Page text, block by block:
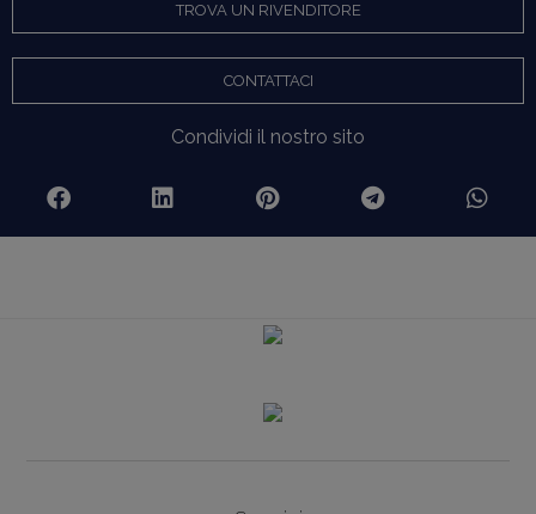
TROVA UN RIVENDITORE
CONTATTACI
Condividi il nostro sito